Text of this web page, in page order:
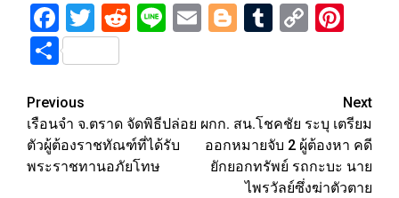
Facebook
Twitter
Reddit
LineEmailBlogger
Tumblr
Copy
Share
Post
navigation
Previous
เรือนจำ จ.ตราด จัดพิธีปล่อย
ตัวผู้ต้องราชทัณฑ์ที่ได้รับ
พระราชทานอภัยโทษ
Next
ผกก. สน.โชคชัย ระบุ เตรียม
ออกหมายจับ 2 ผู้ต้องหา คดี
ยักยอกทรัพย์ รถกะบะ นาย
ไพรวัลย์ซึ่งฆ่าตัวตาย